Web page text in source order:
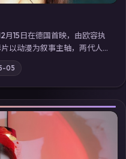
15日在德国首映，由欧容执
以动漫为叙事主轴，两代人
配乐强化地域气质；站内亦
线看」延展检索同类型高分
05